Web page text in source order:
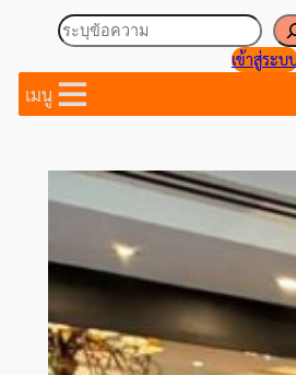
ค้นหา
เข้าสู่ระบ
เมนู